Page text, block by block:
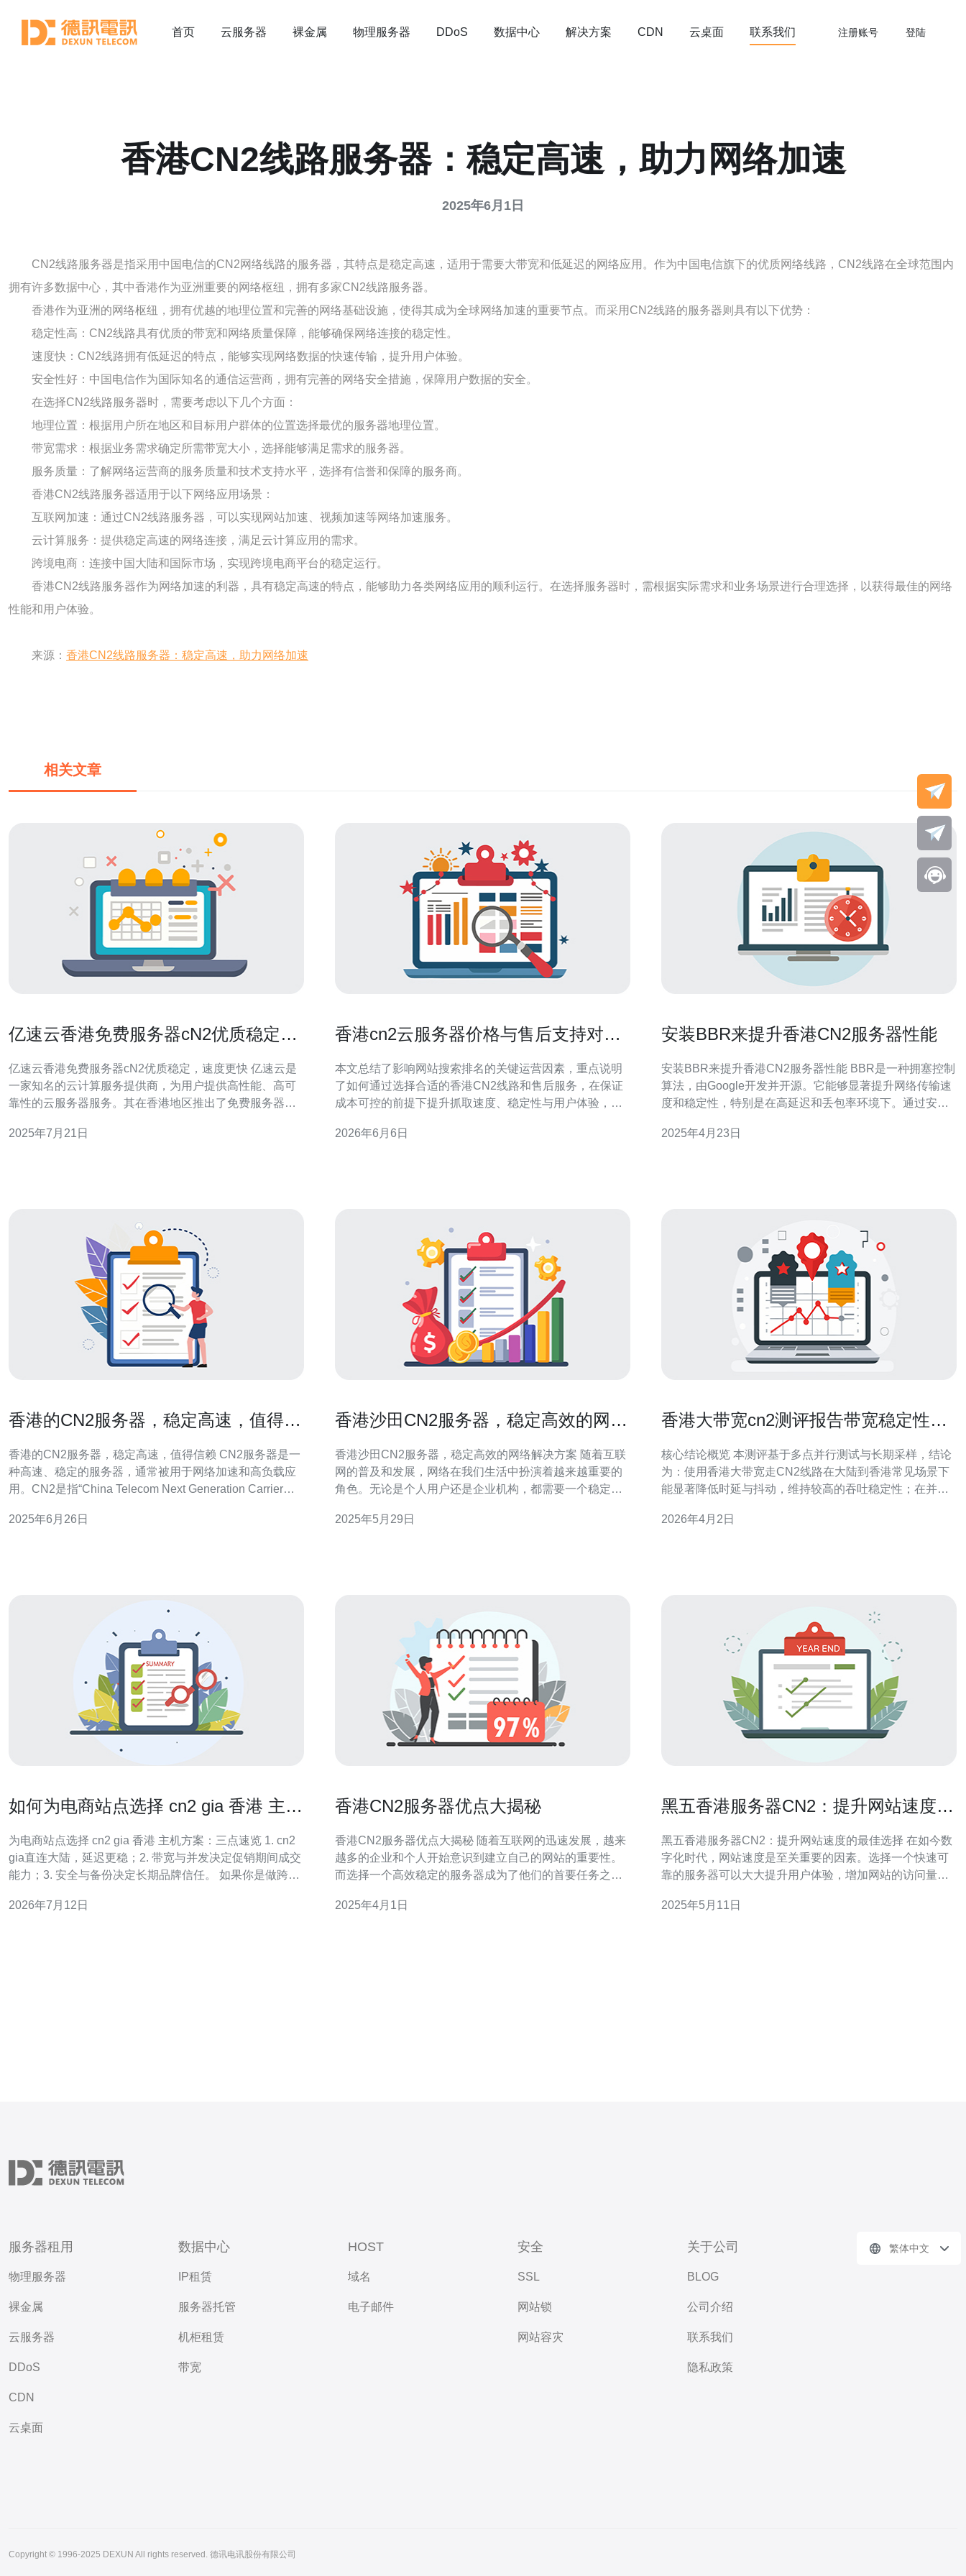
首页 云服务器 裸金属 物理服务器 DDoS 数据中心 解决方案 CDN 云桌面 联系我们 注册账号 登陆
香港CN2线路服务器：稳定高速，助力网络加速
2025年6月1日
CN2线路服务器是指采用中国电信的CN2网络线路的服务器，其特点是稳定高速，适用于需要大带宽和低延迟的网络应用。作为中国电信旗下的优质网络线路，CN2线路在全球范围内
拥有许多数据中心，其中香港作为亚洲重要的网络枢纽，拥有多家CN2线路服务器。
香港作为亚洲的网络枢纽，拥有优越的地理位置和完善的网络基础设施，使得其成为全球网络加速的重要节点。而采用CN2线路的服务器则具有以下优势：
稳定性高：CN2线路具有优质的带宽和网络质量保障，能够确保网络连接的稳定性。
速度快：CN2线路拥有低延迟的特点，能够实现网络数据的快速传输，提升用户体验。
安全性好：中国电信作为国际知名的通信运营商，拥有完善的网络安全措施，保障用户数据的安全。
在选择CN2线路服务器时，需要考虑以下几个方面：
地理位置：根据用户所在地区和目标用户群体的位置选择最优的服务器地理位置。
带宽需求：根据业务需求确定所需带宽大小，选择能够满足需求的服务器。
服务质量：了解网络运营商的服务质量和技术支持水平，选择有信誉和保障的服务商。
香港CN2线路服务器适用于以下网络应用场景：
互联网加速：通过CN2线路服务器，可以实现网站加速、视频加速等网络加速服务。
云计算服务：提供稳定高速的网络连接，满足云计算应用的需求。
跨境电商：连接中国大陆和国际市场，实现跨境电商平台的稳定运行。
香港CN2线路服务器作为网络加速的利器，具有稳定高速的特点，能够助力各类网络应用的顺利运行。在选择服务器时，需根据实际需求和业务场景进行合理选择，以获得最佳的网络
性能和用户体验。
来源： 香港CN2线路服务器：稳定高速，助力网络加速
相关文章
亿速云香港免费服务器cN2优质稳定，
亿速云香港免费服务器cN2优质稳定，速度更快 亿速云是
一家知名的云计算服务提供商，为用户提供高性能、高可
靠性的云服务器服务。其在香港地区推出了免费服务器
用最新的硬件设备，配备高性能CPU和大容量内存，保证
2025年7月21日
香港cn2云服务器价格与售后支持对搜
本文总结了影响网站搜索排名的关键运营因素，重点说明
了如何通过选择合适的香港CN2线路和售后服务，在保证
成本可控的前提下提升抓取速度、稳定性与用户体验，从
衡量维度与选购/优化的实操要点，便于站长快速决策。 价
2026年6月6日
安装BBR来提升香港CN2服务器性能
安装BBR来提升香港CN2服务器性能 BBR是一种拥塞控制
算法，由Google开发并开源。它能够显著提升网络传输速
度和稳定性，特别是在高延迟和丢包率环境下。通过安装
2025年4月23日
香港的CN2服务器，稳定高速，值得信
香港的CN2服务器，稳定高速，值得信赖 CN2服务器是一
种高速、稳定的服务器，通常被用于网络加速和高负载应
用。CN2是指“China Telecom Next Generation Carrier
技术和设备，提供了更快、更可靠的网络连接。 香港作为
2025年6月26日
香港沙田CN2服务器，稳定高效的网络
香港沙田CN2服务器，稳定高效的网络解决方案 随着互联
网的普及和发展，网络在我们生活中扮演着越来越重要的
角色。无论是个人用户还是企业机构，都需要一个稳定高
定性。香港沙田CN2服务器就是一个优秀的选择，它提供
2025年5月29日
香港大带宽cn2测评报告带宽稳定性与
核心结论概览 本测评基于多点并行测试与长期采样，结论
为：使用香港大带宽走CN2线路在大陆到香港常见场景下
能显著降低时延与抖动，维持较高的吞吐稳定性；在并发
略，可将业务中断风险降至最低。对于生产环境部署，推
2026年4月2日
如何为电商站点选择 cn2 gia 香港 主机
为电商站点选择 cn2 gia 香港 主机方案：三点速览 1. cn2
gia直连大陆，延迟更稳；2. 带宽与并发决定促销期间成交
能力；3. 安全与备份决定长期品牌信任。 如果你是做跨境
本文由拥有多年运维与架构经验的工程师团队原创撰写，
2026年7月12日
香港CN2服务器优点大揭秘
香港CN2服务器优点大揭秘 随着互联网的迅速发展，越来
越多的企业和个人开始意识到建立自己的网站的重要性。
而选择一个高效稳定的服务器成为了他们的首要任务之
秘香港CN2服务器的优点。 香港CN2服务器是指位于香港
2025年4月1日
黑五香港服务器CN2：提升网站速度的
黑五香港服务器CN2：提升网站速度的最佳选择 在如今数
字化时代，网站速度是至关重要的因素。选择一个快速可
靠的服务器可以大大提升用户体验，增加网站的访问量和
择。 香港服务器CN2采用高性能的硬件设备，配备优质的
2025年5月11日
服务器租用
物理服务器
裸金属
云服务器
DDoS
CDN
云桌面
数据中心
IP租赁
服务器托管
机柜租赁
带宽
HOST
域名
电子邮件
安全
SSL
网站锁
网站容灾
关于公司
BLOG
公司介绍
联系我们
隐私政策
繁体中文
Copyright © 1996-2025 DEXUN All rights reserved. 德讯电讯股份有限公司